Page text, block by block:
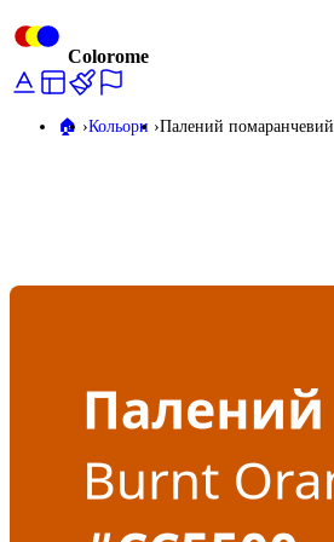
Colorome
🏠️ Кольори Палений помаранчевий